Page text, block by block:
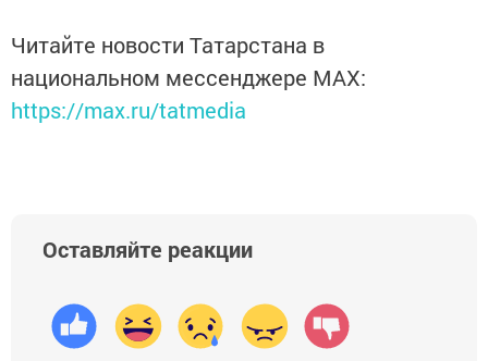
Читайте новости Татарстана в
национальном мессенджере MАХ:
https://max.ru/tatmedia
Оставляйте реакции